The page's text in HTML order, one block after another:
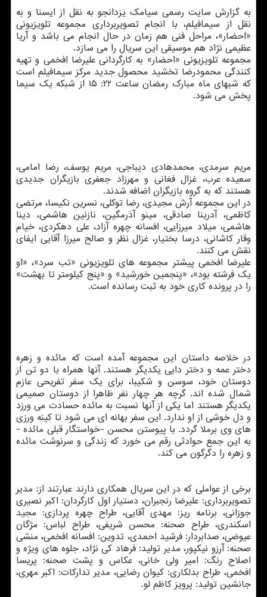
به گزارش سایت رسمی سیامک یزدانجو به نقل از ایسنا و به
نقل از سیمافیلم، با انجام تصویربرداری مجموعه تلویزیونی
«احضار»، مراحل فنی هم زمان در حال انجام می باشد و آریا
عظیمی نژاد هم موسیقی این سریال را می سازد.
مجموعه تلویزیونی «احضار» به کارگردانی علیرضا افخمی و تهیه
کنندگی محمودرضا تخشید محصول جدید مرکز سیمافیلم است
که شبهای ماه مبارک رمضان ساعت ۲۲: ۱۵ از شبکه یک سیما
پخش می شود.
مریم سرمدی، محمدهادی دیباجی، مریم یوسف، رضا امامی،
سعیده عرب، غزال فغانی و مهرزاد جعفری بازیگران جدیدی
هستند که به گروه بازیگران اضافه شدند.
در این مجموعه آرش مجیدی، رضا توکلی، نسرین نکیسا، مرتضی
کاظمی، آدرینا صادقی، مینو آذرمگین، نازنین هاشمی، دینا
هاشمی، میلاد میرزایی، افسانه چهره آزاد، علی دهکردی، خیام
وقار کاشانی، درسا بختیار، غزال نظر و صالح میرزا آقایی ایفای
نقش می کنند.
علیرضا افخمی پیشتر مجموعه های تلویزیونی «تب سرد»، «او
یک فرشته بود»، «پنجمین خورشید» و «پنج کیلومتر تا بهشت»
را در پرونده کاری خود به ثبت رسانده است.
در خلاصه داستان این مجموعه آمده است که مائده و زهره
دختر عمه و دختر دایی یکدیگر هستند. آنها همراه با دو تن از
دوستان خود، سوسن و شکیبا، برای یک سفر تفریحی عازم
شمال شده اند. گرچه هر چهار نفر ظاهرا از دوستان صمیمی
یکدیگر هستند اما یکی از آنها نسبت به مائده حسادت می ورزد
و دل خوشی از او ندارد. این سفر بهانه ای می شود تا کینه ورزی
های وی برملا گردد. با پیوستن محسن -خواستگار قبلی مائده -
به این جمع حوادثی رقم می خورد که زندگی و سرنوشت مائده
و زهره را دگرگون می کند.
برخی از عواملی که در این سریال همکاری دارند عبارتند از: مدیر
تصویربرداری: علیرضا رنجبران، دستیار اول کارگردان: اکبر نصیری
جوزانی، برنامه ریز: مهدی آقایی، طراح چهره پردازی: مجید
اسکندری، طراح صحنه: محسن شریفی، طراح لباس: مژگان
عیوضی، صدابردار: فرشید احمدی، تدوین: افسانه افخمی، منشی
صحنه: آرزو نیکپور، مدیر تولید: فرهاد کی نژاد، جلوه های ویژه و
اصلاح رنگ: امیر ولی خانی، عکاس و پشت صحنه: پریسا
افخمی، طراح بدلکاری: کیوان رضایی، مدیر تدارکات: اکبر مهری،
جانشین تولید: پرویز کاظم لو.